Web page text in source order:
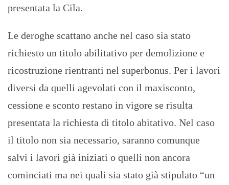
presentata la Cila.
Le deroghe scattano anche nel caso sia stato
richiesto un titolo abilitativo per demolizione e
ricostruzione rientranti nel superbonus. Per i lavori
diversi da quelli agevolati con il maxisconto,
cessione e sconto restano in vigore se risulta
presentata la richiesta di titolo abitativo. Nel caso
il titolo non sia necessario, saranno comunque
salvi i lavori già iniziati o quelli non ancora
cominciati ma nei quali sia stato già stipulato “un